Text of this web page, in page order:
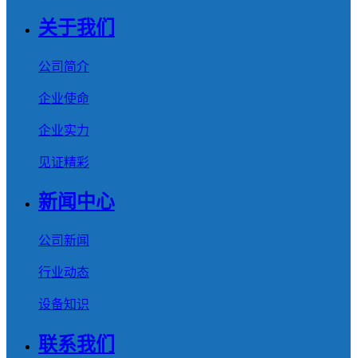
关于我们
公司简介
企业使命
企业实力
见证精彩
新闻中心
公司新闻
行业动态
设备知识
联系我们